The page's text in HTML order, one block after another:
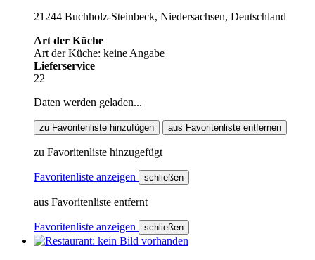
21244 Buchholz-Steinbeck, Niedersachsen, Deutschland
Art der Küche
Art der Küche: keine Angabe
Lieferservice
22
Daten werden geladen...
zu Favoritenliste hinzufügen aus Favoritenliste entfernen
zu Favoritenliste hinzugefügt
Favoritenliste anzeigen schließen
aus Favoritenliste entfernt
Favoritenliste anzeigen schließen